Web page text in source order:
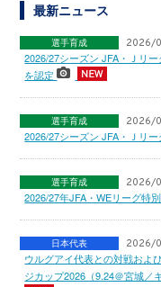
最新ニュース
選手育成 2026/
2026/27シーズン JFA・Ｊリ
を認定
選手育成 2026/
2026/27シーズン JFA・Ｊリ
選手育成 2026/
2026/27年JFA・WEリーグ特
日本代表 2026/
ウルグアイ代表との対戦お
ジカップ2026（9.24＠宮城